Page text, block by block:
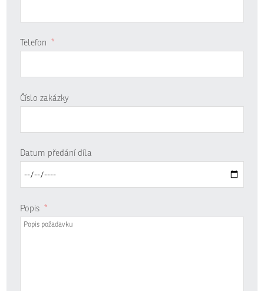
Telefon *
Číslo zakázky
Datum předání díla
Popis *